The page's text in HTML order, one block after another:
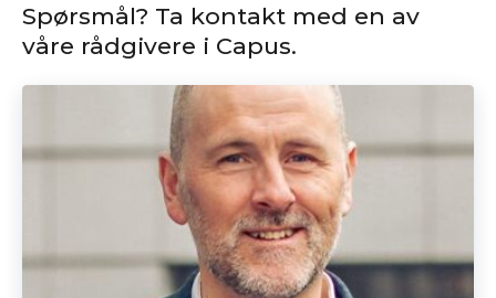
Spørsmål? Ta kontakt med en av
våre rådgivere i Capus.